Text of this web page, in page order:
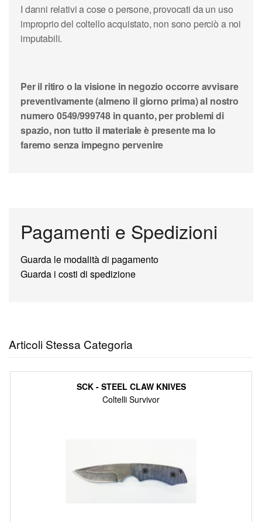
I danni relativi a cose o persone, provocati da un uso
improprio del coltello acquistato, non sono perciò a noi
imputabili.
Per il ritiro o la visione in negozio occorre avvisare
preventivamente (almeno il giorno prima) al nostro
numero 0549/999748 in quanto, per problemi di
spazio, non tutto il materiale è presente ma lo
faremo senza impegno pervenire
Pagamenti e Spedizioni
Guarda le modalità di pagamento
Guarda i costi di spedizione
Articoli Stessa Categoria
SCK - STEEL CLAW KNIVES
Coltelli Survivor